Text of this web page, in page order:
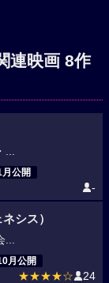
連映画 8作
...
公開
-
シス）
...
月公開
★★★★☆ 24